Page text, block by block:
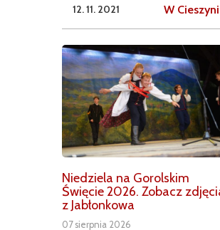
12. 11. 2021 W
Niedziela na Gorolskim
Święcie 2026. Zobacz
z Jabłonkowa
07 sierpnia 2026